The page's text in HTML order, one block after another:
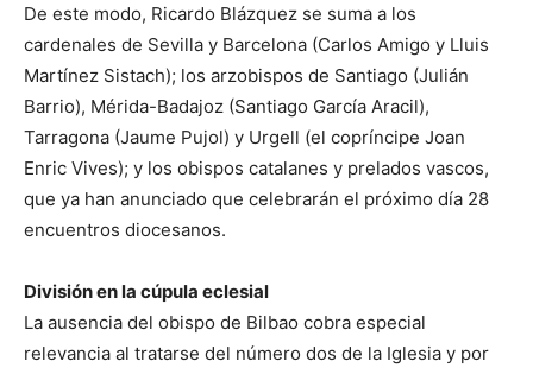
De este modo, Ricardo Blázquez se suma a los
cardenales de Sevilla y Barcelona (Carlos Amigo y Lluis
Martínez Sistach); los arzobispos de Santiago (Julián
Barrio), Mérida-Badajoz (Santiago García Aracil),
Tarragona (Jaume Pujol) y Urgell (el copríncipe Joan
Enric Vives); y los obispos catalanes y prelados vascos,
que ya han anunciado que celebrarán el próximo día 28
encuentros diocesanos.
División en la cúpula eclesial
La ausencia del obispo de Bilbao cobra especial
relevancia al tratarse del número dos de la Iglesia y por